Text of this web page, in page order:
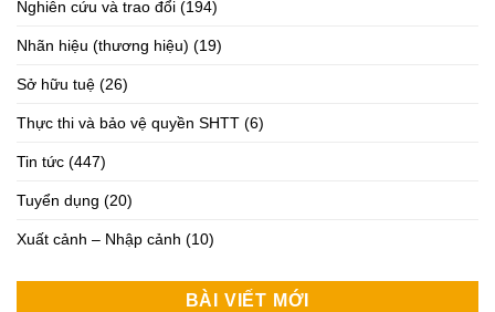
Nghiên cứu và trao đổi (194)
Nhãn hiệu (thương hiệu) (19)
Sở hữu tuệ (26)
Thực thi và bảo vệ quyền SHTT (6)
Tin tức (447)
Tuyển dụng (20)
Xuất cảnh – Nhập cảnh (10)
BÀI VIẾT MỚI